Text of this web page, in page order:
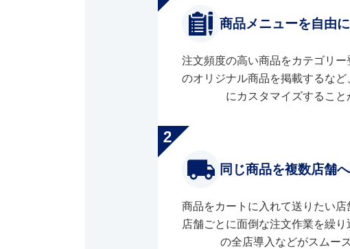
商品メニューを自由
注文頻度の高い商品をカテゴリ
のオリジナル商品を掲載するな
にカスタマイズすること
同じ商品を複数店舗
商品をカートに入れて送りたい店
店舗ごとに面倒な注文作業を繰
の全店導入などがスムー